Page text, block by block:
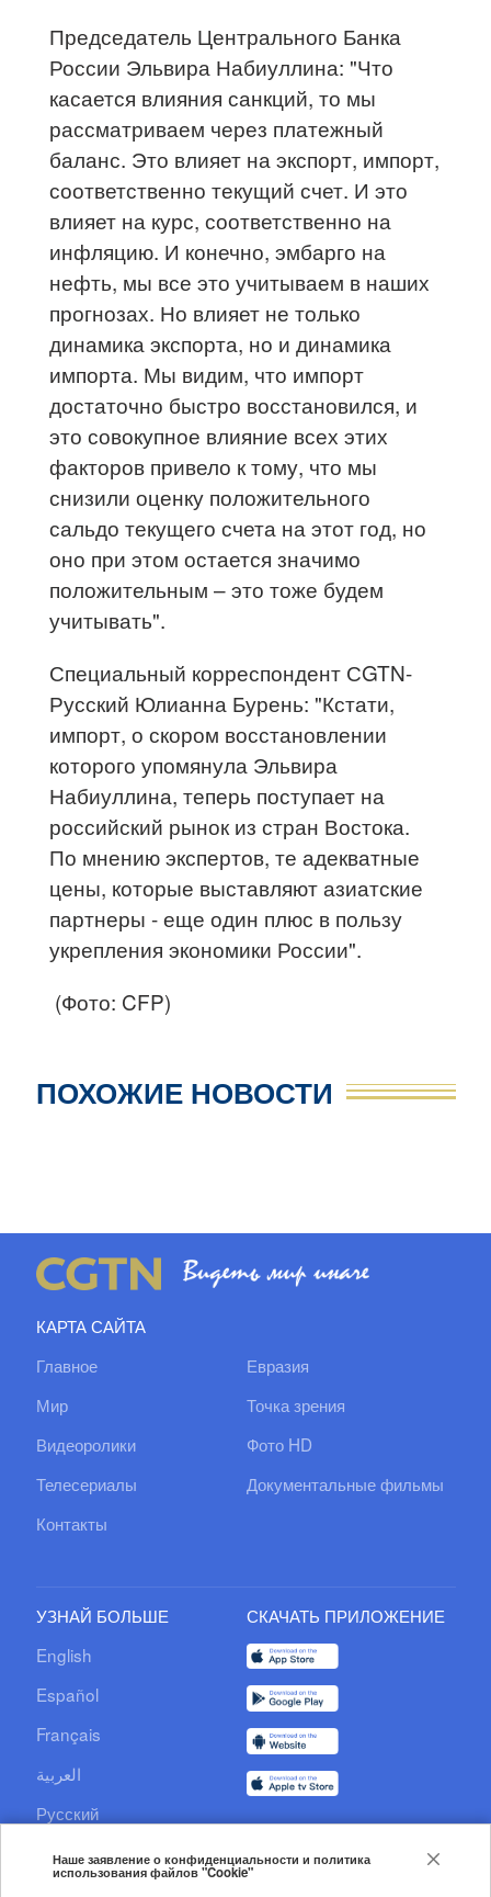
Председатель Центрального Банка
России Эльвира Набиуллина: "Что
касается влияния санкций, то мы
рассматриваем через платежный
баланс. Это влияет на экспорт, импорт,
соответственно текущий счет. И это
влияет на курс, соответственно на
инфляцию. И конечно, эмбарго на
нефть, мы все это учитываем в наших
прогнозах. Но влияет не только
динамика экспорта, но и динамика
импорта. Мы видим, что импорт
достаточно быстро восстановился, и
это совокупное влияние всех этих
факторов привело к тому, что мы
снизили оценку положительного
сальдо текущего счета на этот год, но
оно при этом остается значимо
положительным – это тоже будем
учитывать".
Специальный корреспондент СGTN-
Русский Юлианна Бурень: "Кстати,
импорт, о скором восстановлении
которого упомянула Эльвира
Набиуллина, теперь поступает на
российский рынок из стран Востока.
По мнению экспертов, те адекватные
цены, которые выставляют азиатские
партнеры - еще один плюс в пользу
укрепления экономики России".
(Фото: CFP)
ПОХОЖИЕ НОВОСТИ
КАРТА САЙТА
Главное
Евразия
Мир
Точка зрения
Видеоролики
Фото HD
Телесериалы
Документальные фильмы
Контакты
УЗНАЙ БОЛЬШЕ
English
Español
Français
العربية
Русский
Documentary
СКАЧАТЬ ПРИЛОЖЕНИЕ
Наше заявление о конфиденциальности и политика
использования файлов "Cookie"